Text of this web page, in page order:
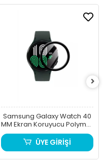
Samsung Galaxy Watch 40
MM Ekran Koruyucu Polymer
Nano Esnek Cam
ÜYE GİRİŞİ